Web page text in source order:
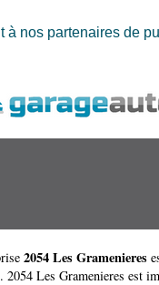
à nos partenaires de
2054 Les Gramenieres
2054 Les Gramenieres est